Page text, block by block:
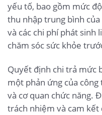
yếu tố, bao gồm mức
thu nhập trung bình
và các chi phí phát sinh
chăm sóc sức khỏe
Quyết định chi trả mức
một phản ứng của
và cơ quan chức năng.
trách nhiệm và cam kết